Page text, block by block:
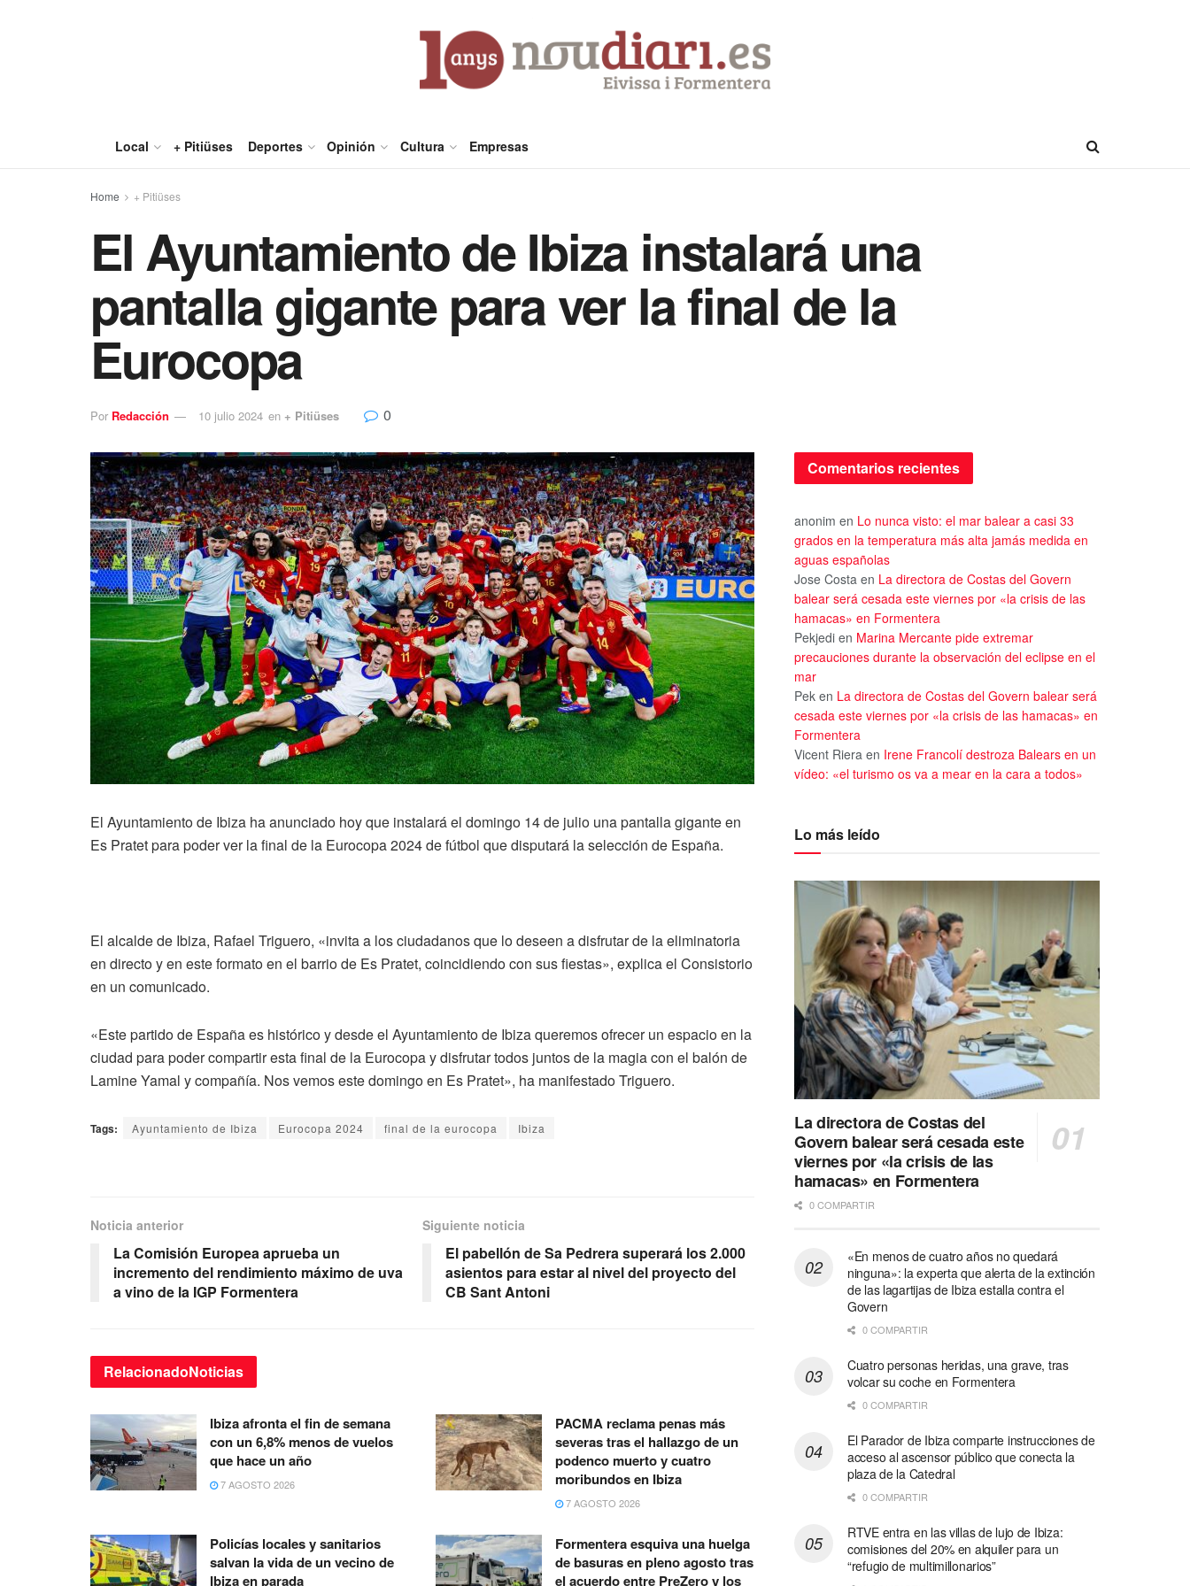
Local + Pitiüses Deportes Opinión Cultura Empresas
Home + Pitiüses
El Ayuntamiento de Ibiza instalará una
pantalla gigante para ver la final de la
Eurocopa
Por Redacción 10 julio 2024 en + Pitiüses 0
El Ayuntamiento de Ibiza ha anunciado hoy que instalará el domingo 14 de julio una pantalla gigante en
Es Pratet para poder ver la final de la Eurocopa 2024 de fútbol que disputará la selección de España.
El alcalde de Ibiza, Rafael Triguero, «invita a los ciudadanos que lo deseen a disfrutar de la eliminatoria
en directo y en este formato en el barrio de Es Pratet, coincidiendo con sus fiestas», explica el Consistorio
en un comunicado.
«Este partido de España es histórico y desde el Ayuntamiento de Ibiza queremos ofrecer un espacio en la
ciudad para poder compartir esta final de la Eurocopa y disfrutar todos juntos de la magia con el balón de
Lamine Yamal y compañía. Nos vemos este domingo en Es Pratet», ha manifestado Triguero.
Tags: Ayuntamiento de Ibiza Eurocopa 2024 final de la eurocopa Ibiza
Noticia anterior
La Comisión Europea aprueba un
incremento del rendimiento máximo de uva
a vino de la IGP Formentera
Siguiente noticia
El pabellón de Sa Pedrera superará los 2.000
asientos para estar al nivel del proyecto del
CB Sant Antoni
RelacionadoNoticias
Ibiza afronta el fin de semana
con un 6,8% menos de vuelos
que hace un año
7 AGOSTO 2026
PACMA reclama penas más
severas tras el hallazgo de un
podenco muerto y cuatro
moribundos en Ibiza
7 AGOSTO 2026
Policías locales y sanitarios
salvan la vida de un vecino de
Ibiza en parada
Formentera esquiva una huelga
de basuras en pleno agosto tras
el acuerdo entre PreZero y los
Comentarios recientes
anonim en Lo nunca visto: el mar balear a casi 33
grados en la temperatura más alta jamás medida en
aguas españolas
Jose Costa en La directora de Costas del Govern
balear será cesada este viernes por «la crisis de las
hamacas» en Formentera
Pekjedi en Marina Mercante pide extremar
precauciones durante la observación del eclipse en el
mar
Pek en La directora de Costas del Govern balear será
cesada este viernes por «la crisis de las hamacas» en
Formentera
Vicent Riera en Irene Francolí destroza Balears en un
vídeo: «el turismo os va a mear en la cara a todos»
Lo más leído
La directora de Costas del
Govern balear será cesada este
viernes por «la crisis de las
hamacas» en Formentera
0 COMPARTIR
«En menos de cuatro años no quedará
ninguna»: la experta que alerta de la extinción
de las lagartijas de Ibiza estalla contra el
Govern
0 COMPARTIR
Cuatro personas heridas, una grave, tras
volcar su coche en Formentera
0 COMPARTIR
El Parador de Ibiza comparte instrucciones de
acceso al ascensor público que conecta la
plaza de la Catedral
0 COMPARTIR
RTVE entra en las villas de lujo de Ibiza:
comisiones del 20% en alquiler para un
“refugio de multimillonarios”